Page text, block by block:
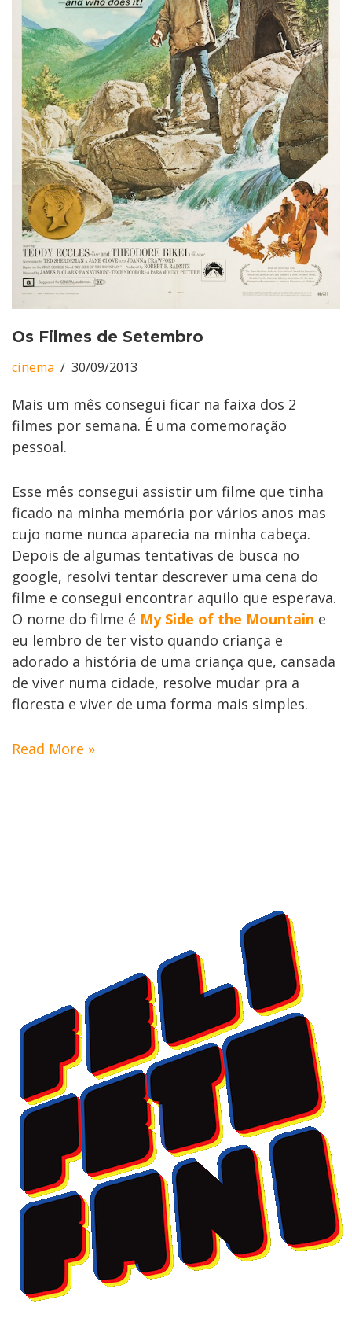
Os Filmes de Setembro
cinema 30/09/2013
Mais um mês consegui ficar na faixa dos 2
filmes por semana. É uma comemoração
pessoal.
Esse mês consegui assistir um filme que tinha
ficado na minha memória por vários anos mas
cujo nome nunca aparecia na minha cabeça.
Depois de algumas tentativas de busca no
google, resolvi tentar descrever uma cena do
filme e consegui encontrar aquilo que esperava.
O nome do filme é My Side of the Mountain e
eu lembro de ter visto quando criança e
adorado a história de uma criança que, cansada
de viver numa cidade, resolve mudar pra a
floresta e viver de uma forma mais simples.
Read More »